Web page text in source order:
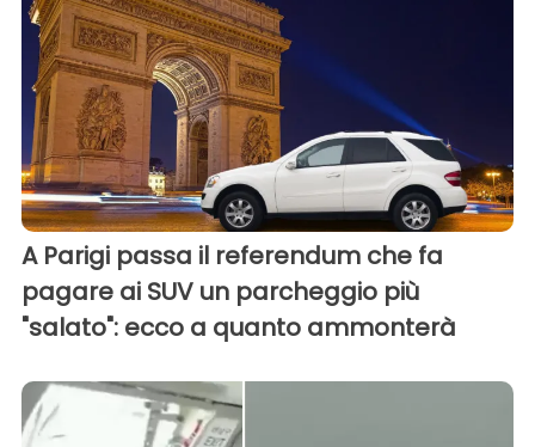
A Parigi passa il referendum che fa
pagare ai SUV un parcheggio più
"salato": ecco a quanto ammonterà